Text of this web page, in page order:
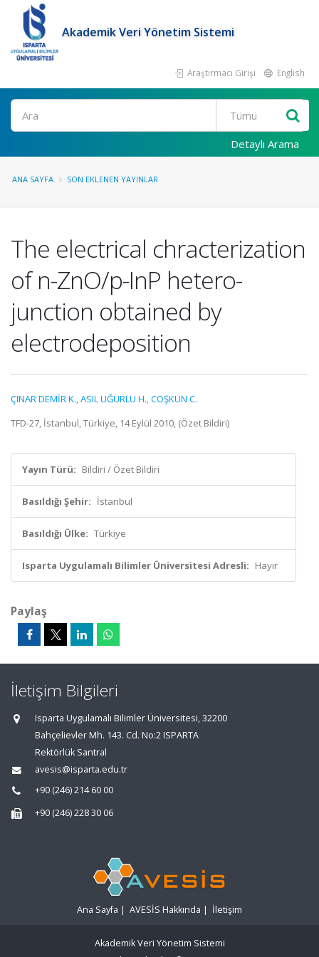
Akademik Veri Yönetim Sistemi
Araştırmacı Girişi English
Ara
Detaylı Arama
ANA SAYFA SON EKLENEN YAYINLAR
The electrical chracterization
of n-ZnO/p-InP hetero-
junction obtained by
electrodeposition
ÇINAR DEMİR K.,ASIL UĞURLU H.,COŞKUN C.
TFD-27, İstanbul, Türkiye, 14 Eylül 2010, (Özet Bildiri)
Yayın Türü: Bildiri / Özet Bildiri
Basıldığı Şehir: İstanbul
Basıldığı Ülke: Türkiye
Isparta Uygulamalı Bilimler Üniversitesi Adresli: Hayır
Paylaş
İletişim Bilgileri
Isparta Uygulamalı Bilimler Üniversitesi, 32200
Bahçelievler Mh. 143. Cd. No:2 ISPARTA
Rektörlük Santral
avesis@isparta.edu.tr
+90 (246) 214 60 00
+90 (246) 228 30 06
Ana Sayfa | AVESİS Hakkında | İletişim
Akademik Veri Yönetim Sistemi